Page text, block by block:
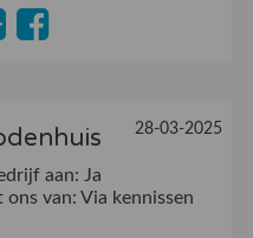
28-03-2025
aan: Ja
ons van: Via kennissen